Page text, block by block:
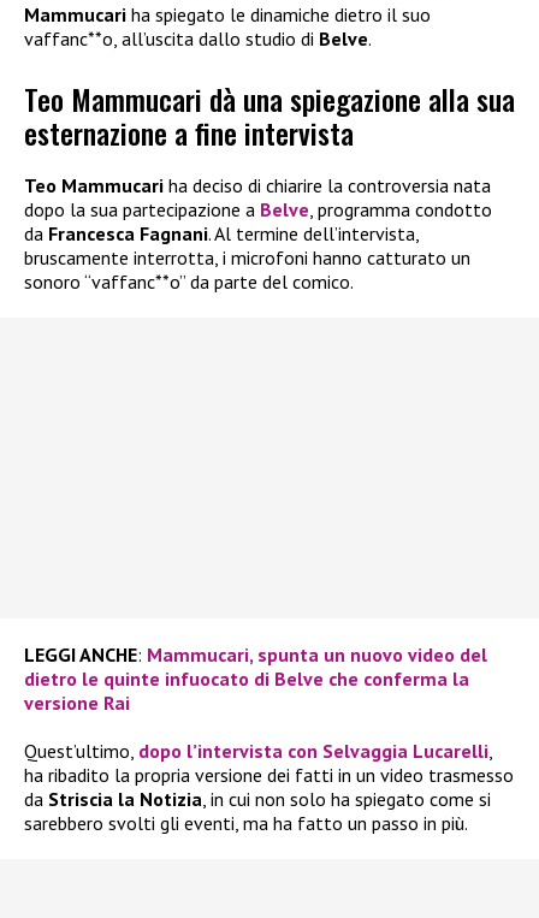
Mammucari ha spiegato le dinamiche dietro il suo
vaffanc**o, all’uscita dallo studio di Belve.
Teo Mammucari dà una spiegazione alla sua
esternazione a fine intervista
Teo Mammucari ha deciso di chiarire la controversia nata
dopo la sua partecipazione a Belve, programma condotto
da Francesca Fagnani. Al termine dell’intervista,
bruscamente interrotta, i microfoni hanno catturato un
sonoro “vaffanc**o” da parte del comico.
LEGGI ANCHE: Mammucari, spunta un nuovo video del
dietro le quinte infuocato di Belve che conferma la
versione Rai
Quest’ultimo, dopo l’intervista con Selvaggia Lucarelli,
ha ribadito la propria versione dei fatti in un video trasmesso
da Striscia la Notizia, in cui non solo ha spiegato come si
sarebbero svolti gli eventi, ma ha fatto un passo in più.